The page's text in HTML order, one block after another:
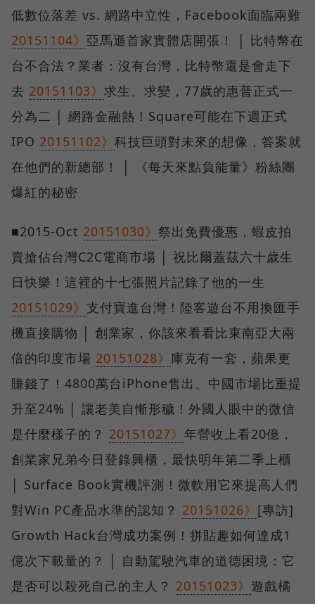
低數位落差 vs. 網路中立性，Facebook面臨兩難
20151104》 亞馬遜首家實體店開張！ │ 比特幣在
台不合法？業者：沒有台灣，比特幣還是會走下
去 20151103》 求生、求變，77歲的惠普正式一
分為二 │ 網路金融熱！Square可能在下週正式
IPO 20151102》 科技巨頭對未來的想像，答案就
在他們的新總部！ │ 《每天來點負能量》粉絲團
爆紅的秘密
■2015-Oct 20151030》 祭出免費優惠，蝦皮拍
賣搶佔台灣C2C電商市場 │ 祝比爾蓋茲六十歲生
日快樂！這裡的十七張照片記錄了他的一生
20151029》 支付寶進台灣！陸客遊台不用換匯手
機直接購物 │ 創業家，你該來看看比東南亞大兩
倍的印度市場 20151028》 庫克有一套，蘋果更
賺錢了！4800萬台iPhone售出、中國市場比重提
升至24% │ 讓老美自慚形穢！外國人眼中的微信
是什麼樣子的？ 20151027》 年營收上看20億，
創業家兄弟今日登錄興櫃，最快明年第二季上櫃
│ Surface Book實機評測！微軟用它來提高人們
對Win PC產品水準的認知？ 20151026》 [專訪]
Growth Hack台灣成功案例！拼貼趣如何達成1
億次下載量的？ │ 自動駕駛汽車的道德困境：它
是否可以殺死自己的主人？ 20151023》 遊戲橘